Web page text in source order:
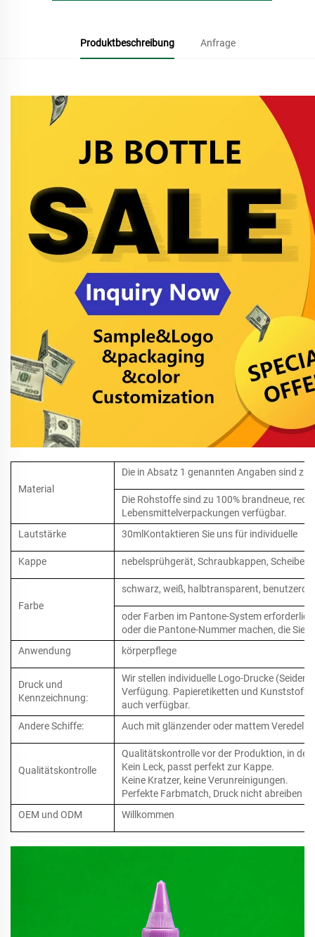
Produktbeschreibung Anfrage
Material
Die in Absatz 1 genannten Angaben sind zu
Die Rohstoffe sind zu 100% brandneue,
Lebensmittelverpackungen verfügbar.
Lautstärke
30mlKontaktieren Sie uns für individuelle
Kappe nebelsprühgerät, Schraubkappen,
Farbe
schwarz, weiß, halbtransparent,
oder Farben im Pantone-System
oder die Pantone-Nummer machen, die Sie
Anwendung
körperpflege
Druck und
Kennzeichnung:
Wir stellen individuelle Logo-Drucke
Verfügung. Papieretiketten und
auch verfügbar.
Andere Schiffe:
Auch mit glänzender oder mattem
Qualitätskontrolle
Qualitätskontrolle vor der Produktion, in
Kein Leck, passt perfekt zur Kappe.
Keine Kratzer, keine Verunreinigungen.
Perfekte Farbmatch, Druck nicht abreiben
OEM und ODM
Willkommen